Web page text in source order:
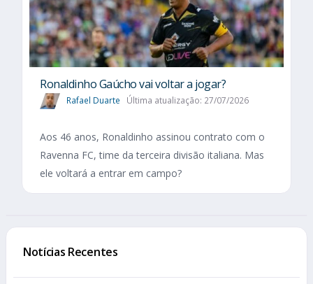
Ronaldinho Gaúcho vai voltar a jogar?
Rafael Duarte Última atualização: 27/07/2026
Aos 46 anos, Ronaldinho assinou contrato com o
Ravenna FC, time da terceira divisão italiana. Mas
ele voltará a entrar em campo?
Notícias Recentes